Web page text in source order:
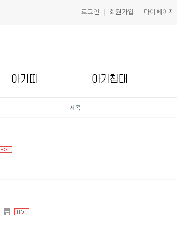
로그인 | 회원가입 | 마이페이지
아기띠 아기침대
제목